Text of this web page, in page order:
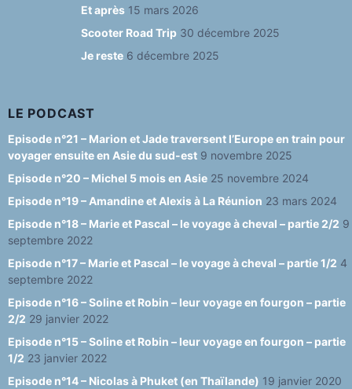
o
o
k
m y
e
n
n
el
Et après 15 mars 2026
Scooter Road Trip 30 décembre 2025
Je reste 6 décembre 2025
LE PODCAST
Episode n°21 – Marion et Jade traversent l’Europe en train pour
voyager ensuite en Asie du sud-est 9 novembre 2025
Episode n°20 – Michel 5 mois en Asie 25 novembre 2024
Episode n°19 – Amandine et Alexis à La Réunion 23 mars 2024
Episode n°18 – Marie et Pascal – le voyage à cheval – partie 2/2 9
septembre 2022
Episode n°17 – Marie et Pascal – le voyage à cheval – partie 1/2 4
septembre 2022
Episode n°16 – Soline et Robin – leur voyage en fourgon – partie
2/2 29 janvier 2022
Episode n°15 – Soline et Robin – leur voyage en fourgon – partie
1/2 23 janvier 2022
Episode n°14 – Nicolas à Phuket (en Thaïlande) 19 janvier 2020